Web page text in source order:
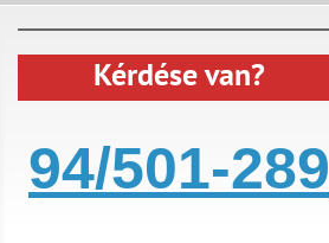
Kérdése van?
94/501-289